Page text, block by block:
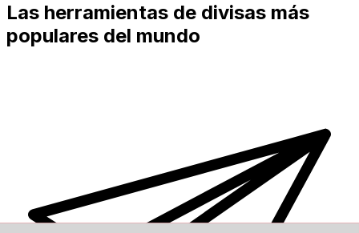
Las herramientas de divisas más
populares del mundo